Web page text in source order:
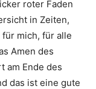
roter Faden
in Zeiten,
mich, für alle
Amen des
am Ende des
das ist eine gute